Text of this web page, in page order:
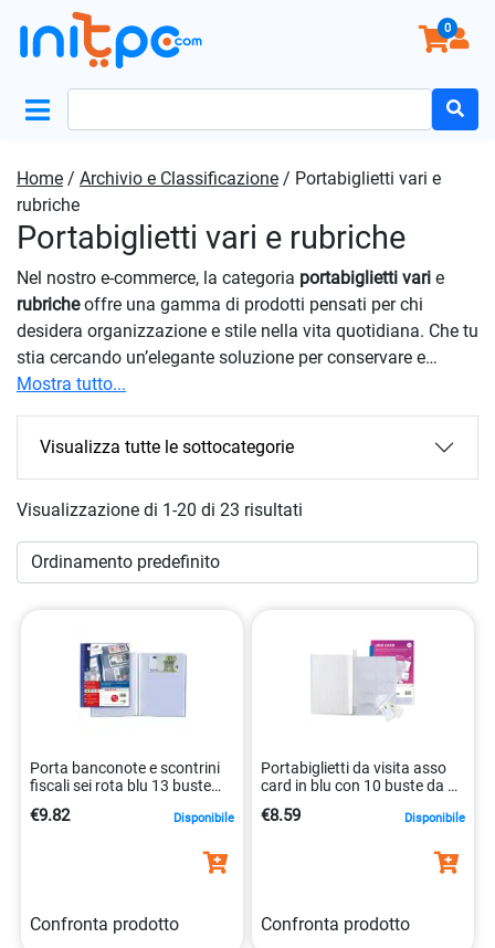
0
Home / Archivio e Classificazione / Portabiglietti vari e
rubriche
Portabiglietti vari e rubriche
Nel nostro e-commerce, la categoria portabiglietti vari e
rubricheoffre una gamma di prodotti pensati per chi
desidera organizzazione e stile nella vita quotidiana. Che tu
stia cercando un’elegante soluzione per conservare e
presentare le tue carte da visita in modo professionale o
una’ idea di design per tenere traccia dei tuoi contatti più
preziosi, abbiamo ciò che fa per te. Grazie alla nostra
attenta selezione, garantiamo articoli di qualità, ideali per
Scopri la varietà dei materiali, dai più classici ai più
innovativi, e le finiture di ogni prodotto, perché sappiamo
che ogni dettaglio conta quando si tratta di stile e
esigenze ma riflette anche la tua personalità.
Mostra tutto...
Visualizza tutte le sottocategorie
Visualizzazione di 1-20 di 23 risultati
Porta banconote e scontrini
fiscali sei rota blu 13 buste
€9.82 Disponibile
Confronta prodotto
Portabiglietti da visita asso
card in blu con 10 buste da 10
€8.59 Disponibile
Confronta prodotto